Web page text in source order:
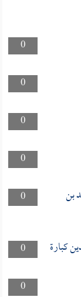
0
0
0
0
0
بن
0
كبارة
0